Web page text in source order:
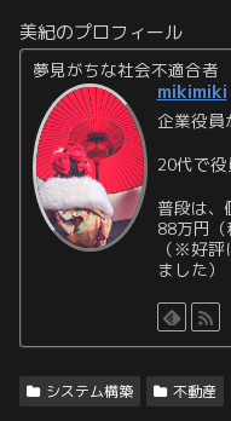
美紀のプロフィール
夢見がちな社会不適合者
mikimiki
企業役員
20代で役
普段は、
88万円（
（※好
ました）
システム構築 不動産